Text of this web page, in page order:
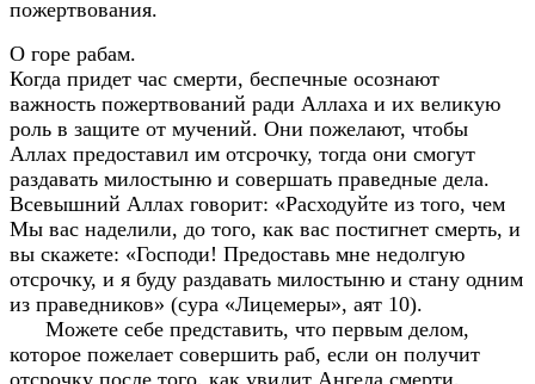
пожертвования.
О горе рабам.
Когда придет час смерти, беспечные осознают
важность пожертвований ради Аллаха и их великую
роль в защите от мучений. Они пожелают, чтобы
Аллах предоставил им отсрочку, тогда они смогут
раздавать милостыню и совершать праведные дела.
Всевышний Аллах говорит: «Расходуйте из того, чем
Мы вас наделили, до того, как вас постигнет смерть, и
вы скажете: «Господи! Предоставь мне недолгую
отсрочку, и я буду раздавать милостыню и стану одним
из праведников» (сура «Лицемеры», аят 10).
Можете себе представить, что первым делом,
которое пожелает совершить раб, если он получит
отсрочку после того, как увидит Ангела смерти,